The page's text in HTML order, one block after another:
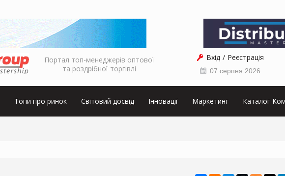
Портал топ-менеджерів оптової
та роздрібної торгівлі
Вхід Реєстрація
07 серпня 2026
Топи про ринок Світовий досвід Інновації Маркетинг Каталог